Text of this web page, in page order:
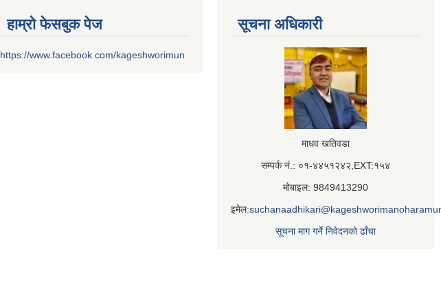
हाम्रो फेसबुक पेज
https://www.facebook.com/kageshworimun
सूचना अधिकारी
माधव खतिवडा
सम्पर्क नं.: ०१-४४५१२४२,EXT:१५४
मोबाइल: 9849413290
इमेल:
सूचना माग गर्ने निवेदनको ढाँचा